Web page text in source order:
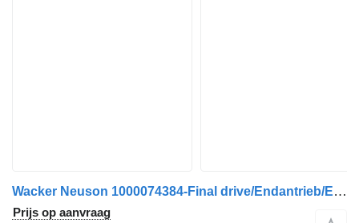
Wacker Neuson 1000074384-Final drive/Endantrieb/Eindaandrijving as
Prijs op aanvraag